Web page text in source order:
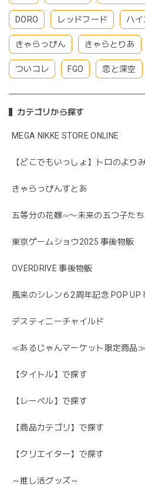
DORO レッドフード ハイ
きゃらっぴん きゃらとりあ
ついコレ FGO 恋と深空
カテゴリから探す
MEGA NIKKE STORE ONLINE
【どこでもいっしょ】トロのより
きゃらっぴんすとあ
五等分の花嫁∽〜未来の五つ子た
東京ゲームショウ2025 事後物販
OVERDRIVE 事後物販
風来のシレン６2周年記念 POP UP
デスティニーチャイルド
≪あるじゃんマーケット限定商品≫
【タイトル】で探す
【レーベル】で探す
【商品カテゴリ】で探す
【クリエイター】で探す
～推し活グッズ～